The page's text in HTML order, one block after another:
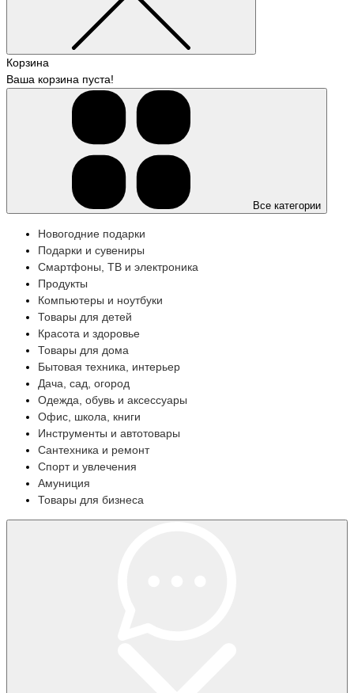
Корзина
Ваша корзина пуста!
Все категории
Новогодние подарки
Подарки и сувениры
Смартфоны, ТВ и электроника
Продукты
Компьютеры и ноутбуки
Товары для детей
Красота и здоровье
Товары для дома
Бытовая техника, интерьер
Дача, сад, огород
Одежда, обувь и аксессуары
Офис, школа, книги
Инструменты и автотовары
Сантехника и ремонт
Спорт и увлечения
Амуниция
Товары для бизнеса